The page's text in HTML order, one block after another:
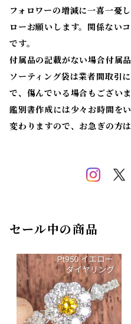
フォロワーの増減に一喜一憂
ローお願いします。関係ない
です。
付属品の記載がない場合付属
ソーティング袋は業者間取引
で、傷んでいる場合もございま
鑑別書作成には少々お時間を
変わりますので、お急ぎの方
セール中の商品